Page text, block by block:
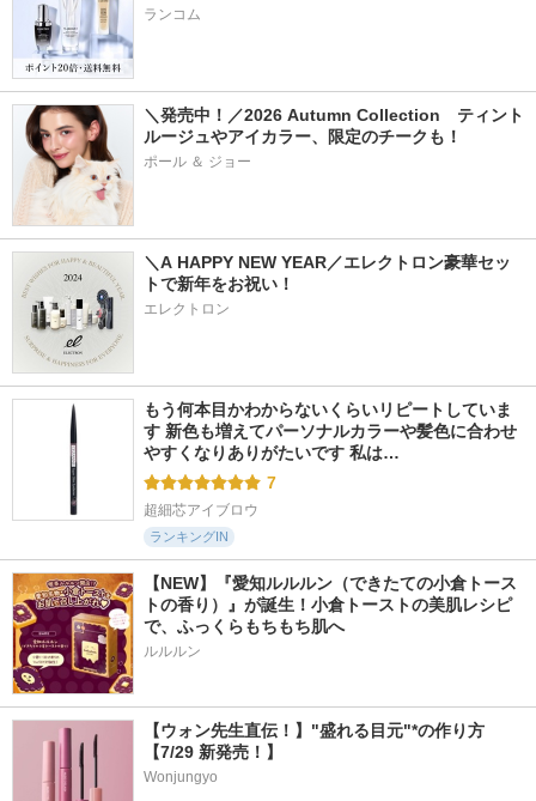
ランコム
＼発売中！／2026 Autumn Collection　ティント
ルージュやアイカラー、限定のチークも！
ポール ＆ ジョー
＼A HAPPY NEW YEAR／エレクトロン豪華セッ
トで新年をお祝い！
エレクトロン
もう何本目かわからないくらいリピートしていま
す 新色も増えてパーソナルカラーや髪色に合わせ
やすくなりありがたいです 私は…
7
超細芯アイブロウ
ランキングIN
【NEW】『愛知ルルルン（できたての小倉トース
トの香り）』が誕生！小倉トーストの美肌レシピ
で、ふっくらもちもち肌へ
ルルルン
【ウォン先生直伝！】"盛れる目元"*の作り方
【7/29 新発売！】
Wonjungyo